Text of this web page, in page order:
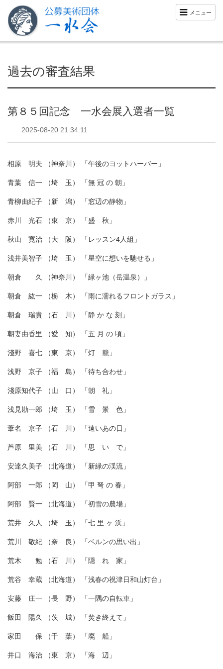
メニュー
過去の審査結果
第８５回記念 一水会展入選者一覧
2025-08-20 21:34:11
相原 明夫 （神奈川） 「午後のヨットハーバー」
青葉 信一 （埼 玉） 「無 冠 の 朝」
青柳由紀子 （新 潟） 「窓辺の静物」
赤川 光石 （東 京） 「盛 秋」
秋山 寛治 （大 阪） 「レッスン4人組」
浅井美智子 （埼 玉） 「星空に想いを馳せる」
朝倉 久 （神奈川） 「緑ヶ池（岳温泉）」
朝倉 紘一 （栃 木） 「雨に濡れるフロントガラス」
朝倉 瑞貴 （石 川） 「静 か な 刻」
朝妻由香里 （愛 知） 「五 月 の 頃」
淺野 喜七 （東 京） 「灯 籠」
浅野 京子 （福 島） 「待ち合わせ」
淺原知代子 （山 口） 「朝 礼」
浅見勘一郎 （埼 玉） 「雪 景 色」
葦名 京子 （石 川） 「遠いあの日」
芦原 里美 （石 川） 「思 い で」
安達久美子 （北海道） 「新緑の渓流」
阿部 一郎 （岡 山） 「甲 弩 の 春」
阿部 賢一 （北海道） 「初雪の農場」
荒井 久人 （埼 玉） 「七 里 ヶ 浜」
荒川 敬紀 （奈 良） 「ベルンの思い出」
荒木 勉 （石 川） 「隠 れ 家」
荒谷 幸蔵 （北海道） 「浅春の祝津日和山灯台」
安藤 庄一 （長 野） 「一隅の自転車」
飯田 陽久 （茨 城） 「焚き終えて」
家田 保 （千 葉） 「廃 船」
井口 海治 （東 京） 「海 辺」